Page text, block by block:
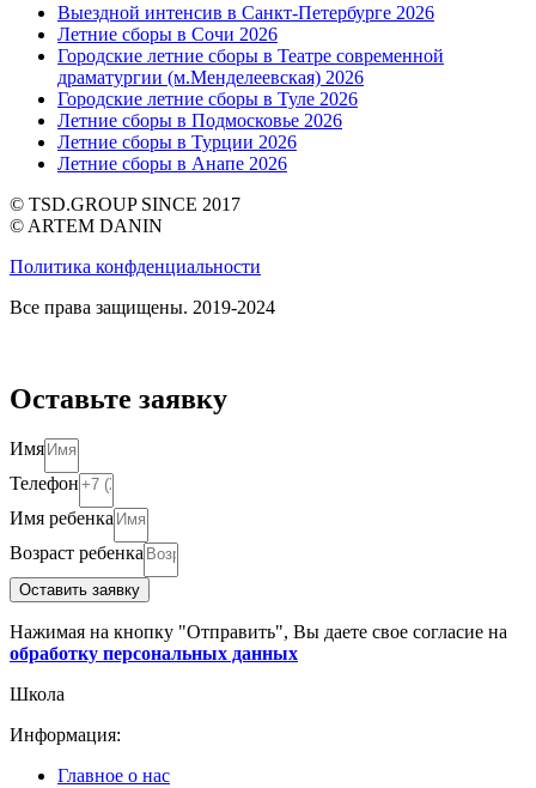
Выездной интенсив в Санкт-Петербурге 2026
Летние сборы в Сочи 2026
Городские летние сборы в Театре современной
драматургии (м.Менделеевская) 2026
Городские летние сборы в Туле 2026
Летние сборы в Подмосковье 2026
Летние сборы в Турции 2026
Летние сборы в Анапе 2026
© TSD.GROUP SINCE 2017
© ARTEM DANIN
Политика конфденциальности
Все права защищены. 2019-2024
Оставьте заявку
Имя
Телефон
Имя ребенка
Возраст ребенка
Оставить заявку
Нажимая на кнопку "Отправить", Вы даете свое согласие на
обработку персональных данных
Школа
Информация:
Главное о нас